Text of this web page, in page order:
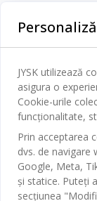
Baie
Birou
Sufragerie
Bucătărie
Depozitare
Perdele
Contact Relații
Magazine și
Broșură
Termeni si
Garantia prețului
JYSK
Despre JYSK
JYSK.com
Presă
SEDIU CENTRAL
TAROL-DD
Moldova
JYSK RELAȚII
Contact Relații
JYSK utilizează
asigura o
Cookie-urile
funcționalitate,
Prin acceptarea
dvs. de navigare
Google, Meta,
și statice. Puteți
secțiunea